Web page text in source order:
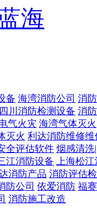
海
备 海湾消防公司 消
四川消防检测设备 消
气火灾 海湾气体灭
灭火 利达消防维修维
全评估软件 烟感清洗
江消防设备
上海松
消防产品 消防评估
防公司 依爱消防 福
消防施工改造